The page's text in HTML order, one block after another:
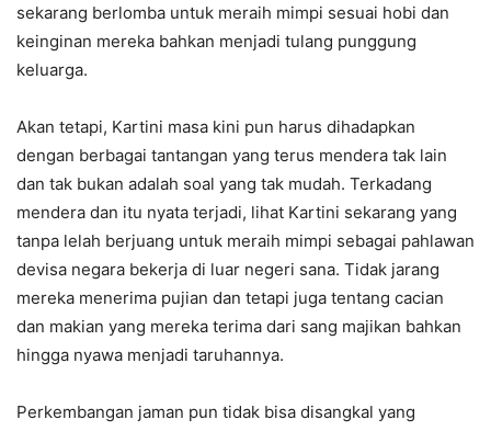
sekarang berlomba untuk meraih mimpi sesuai hobi dan
keinginan mereka bahkan menjadi tulang punggung
keluarga.
Akan tetapi, Kartini masa kini pun harus dihadapkan
dengan berbagai tantangan yang terus mendera tak lain
dan tak bukan adalah soal yang tak mudah. Terkadang
mendera dan itu nyata terjadi, lihat Kartini sekarang yang
tanpa lelah berjuang untuk meraih mimpi sebagai pahlawan
devisa negara bekerja di luar negeri sana. Tidak jarang
mereka menerima pujian dan tetapi juga tentang cacian
dan makian yang mereka terima dari sang majikan bahkan
hingga nyawa menjadi taruhannya.
Perkembangan jaman pun tidak bisa disangkal yang